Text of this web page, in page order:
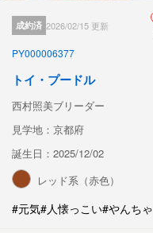
成約済 2026/02/15 更新
PY000006377
トイ・プードル
西村照美ブリーダー
見学地：京都府
誕生日：2025/12/02
レッド系（赤色）
#元気#人懐っこい#やんちゃ